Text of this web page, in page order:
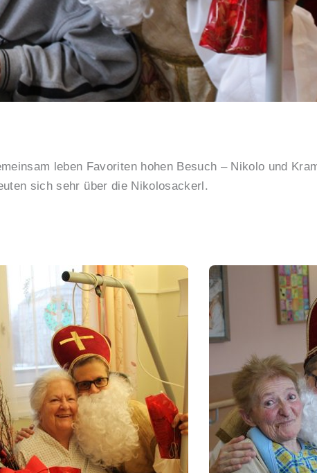
leben Favoriten hohen Besuch – Nikolo und
sich sehr über die Nikolosackerl.